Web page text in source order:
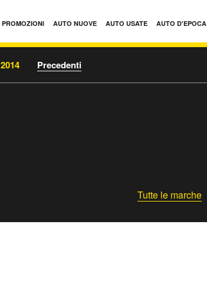
PROMOZIONI AUTO NUOVE AUTO USATE AUTO D'EPOCA
2014 Precedenti
Tutte le marche